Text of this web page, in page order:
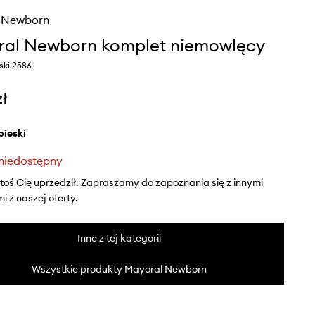
Newborn komplet niemowlęcy
2586
Cię uprzedził. Zapraszamy do zapoznania się z innymi
z naszej oferty.
Inne z tej kategorii
Wszystkie produkty Mayoral Newborn